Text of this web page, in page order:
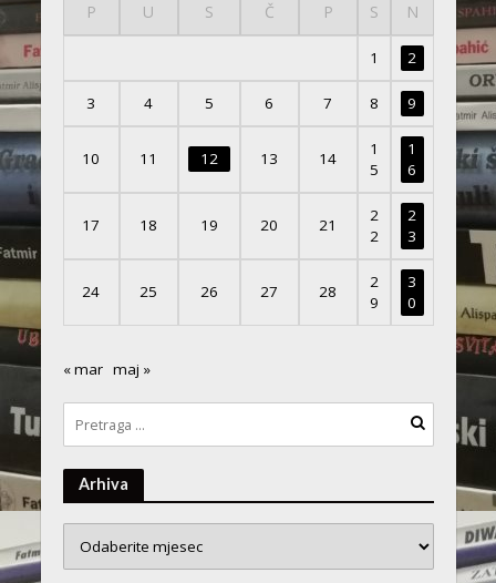
P U S Č P S N
1 2
3 4 5 6 7 8 9
10 11 12 13 14
1
5
1
6
17 18 19 20 21
2
2
2
3
24 25 26 27 28
2
9
3
0
« mar maj »
Arhiva